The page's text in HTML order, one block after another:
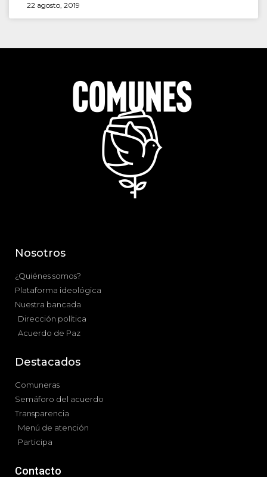
22 agosto, 2019
Nosotros
¿Quiénes somos?
Plataforma ideológica
Nuestra bancada
Dirección política
Acuerdo de Paz
Destacados
Comuneras
Semáforo del acuerdo
Transparencia
Menú de atención
Participa
Contacto